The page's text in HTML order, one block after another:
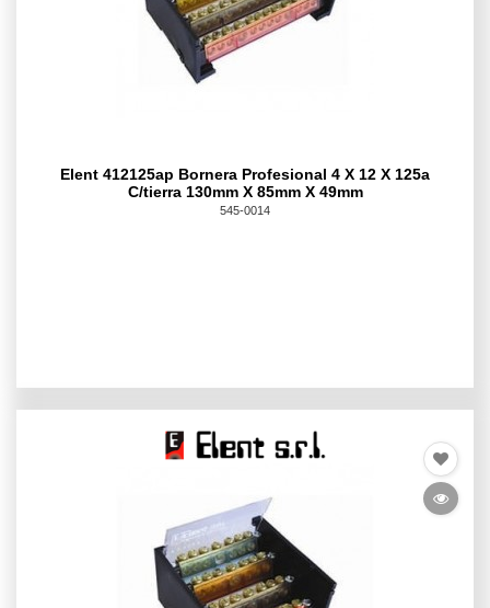
Elent 412125ap Bornera Profesional 4 X 12 X 125a
C/tierra 130mm X 85mm X 49mm
545-0014